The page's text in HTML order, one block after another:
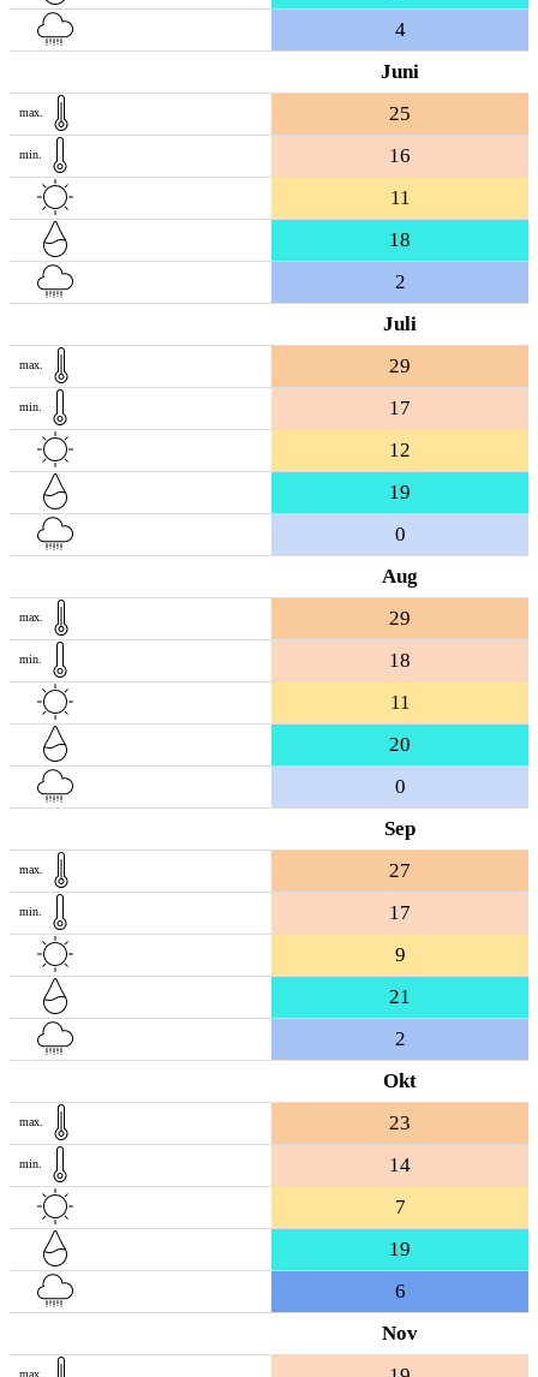
4
Juni
max. 25
min.
16
11
18
2
Juli
max. 29
min.
17
12
19
0
Aug
max. 29
min.
18
11
20
0
Sep
max. 27
min.
17
9
21
2
Okt
max. 23
min.
14
7
19
6
Nov